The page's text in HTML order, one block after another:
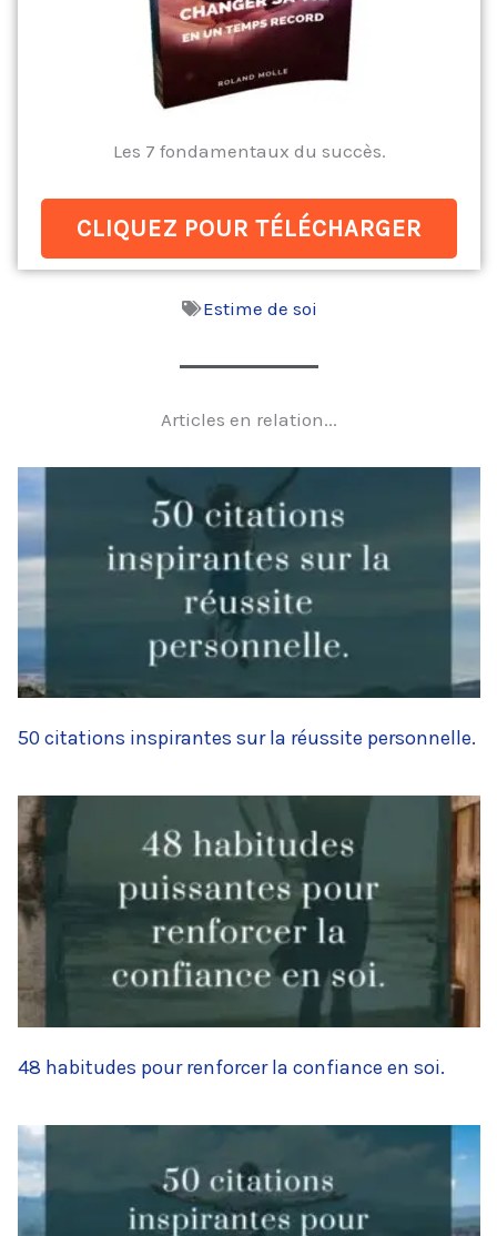
Les 7 fondamentaux du succès.
CLIQUEZ POUR TÉLÉCHARGER
Estime de soi
Articles en relation...
50 citations inspirantes sur la réussite personnelle.
48 habitudes pour renforcer la confiance en soi.